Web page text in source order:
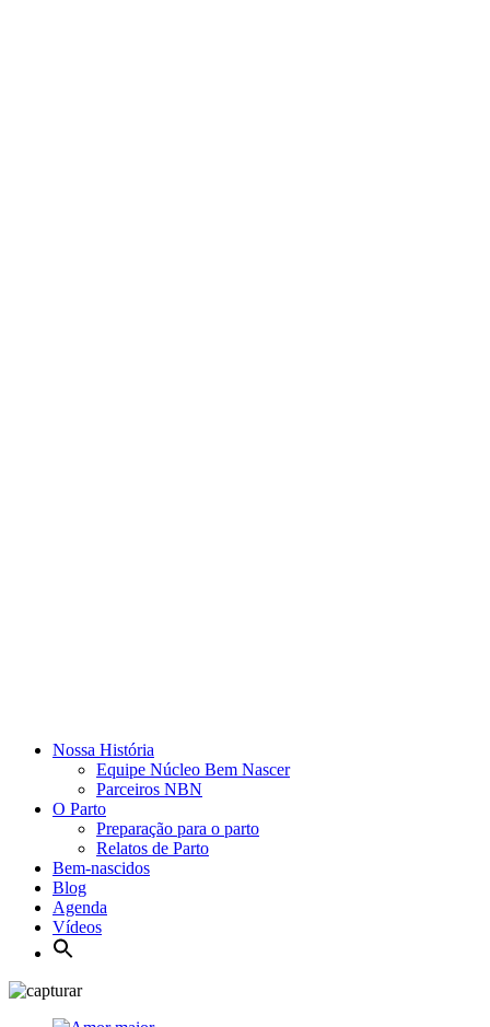
Nossa História
Equipe Núcleo Bem Nascer
Parceiros NBN
O Parto
Preparação para o parto
Relatos de Parto
Bem-nascidos
Blog
Agenda
Vídeos